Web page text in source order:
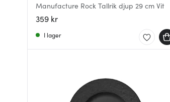
Manufacture Rock Tallrik djup 29 cm Vit
359 kr
I lager